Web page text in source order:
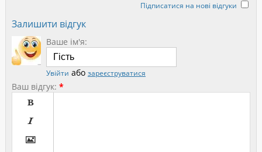
Підписатися на нові відгуки
Залишити відгук
Ваше ім'я:
Увійти або зареєструватися
Ваш відгук: *


